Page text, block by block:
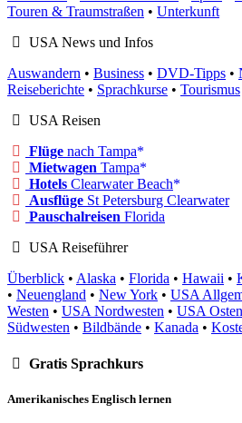
Touren & Traumstraßen • Unterkunft
USA News und Infos
Auswandern • Business • DVD-Tipps •
Reiseberichte • Sprachkurse • Tourismus
USA Reisen
Flüge nach Tampa
Mietwagen Tampa
Hotels Clearwater Beach
Ausflüge St Petersburg Clearwater
Pauschalreisen Florida
USA Reiseführer
Überblick • Alaska • Florida • Hawaii •
• Neuengland • New York • USA
Westen • USA Nordwesten • USA Osten
Südwesten • Bildbände • Kanada •
Gratis Sprachkurs
Amerikanisches Englisch lernen